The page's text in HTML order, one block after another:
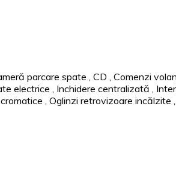
parcare spate , CD , Comenzi volan
electrice , Inchidere centralizată ,
, Oglinzi retrovizoare incălzite ,